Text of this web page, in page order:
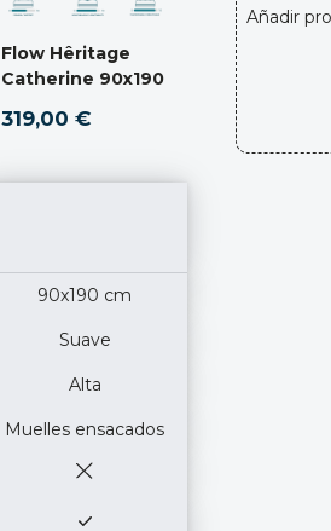
Flow Hêritage
Catherine 90x190
319,00 €
Añadir
90x190 cm
Suave
Alta
Muelles ensacados